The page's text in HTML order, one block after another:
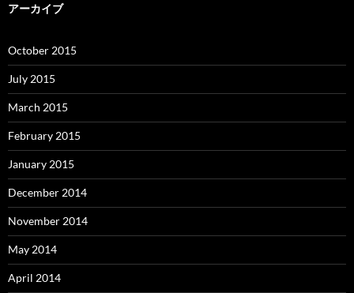
アーカイブ
October 2015
July 2015
March 2015
February 2015
January 2015
December 2014
November 2014
May 2014
April 2014